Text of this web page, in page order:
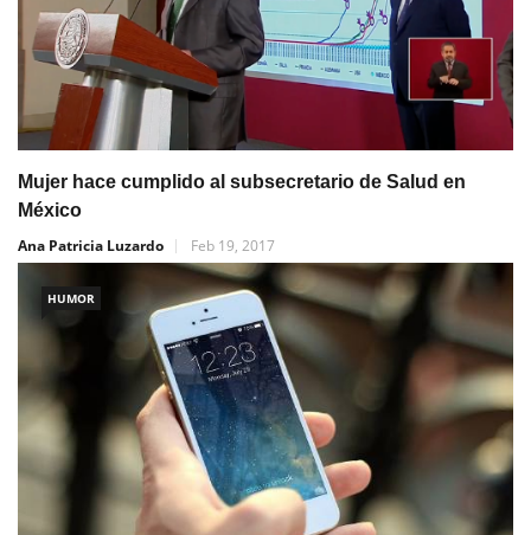
Mujer hace cumplido al subsecretario de Salud en
México
Ana Patricia Luzardo
Feb 19, 2017
HUMOR